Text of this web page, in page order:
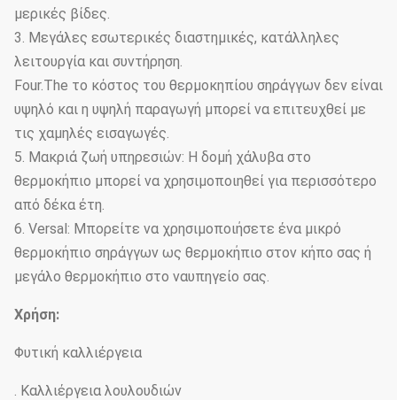
μερικές βίδες.
3. Μεγάλες εσωτερικές διαστημικές, κατάλληλες
λειτουργία και συντήρηση.
Four.The το κόστος του θερμοκηπίου σηράγγων δεν είναι
υψηλό και η υψηλή παραγωγή μπορεί να επιτευχθεί με
τις χαμηλές εισαγωγές.
5. Μακριά ζωή υπηρεσιών: Η δομή χάλυβα στο
θερμοκήπιο μπορεί να χρησιμοποιηθεί για περισσότερο
από δέκα έτη.
6. Versal: Μπορείτε να χρησιμοποιήσετε ένα μικρό
θερμοκήπιο σηράγγων ως θερμοκήπιο στον κήπο σας ή
μεγάλο θερμοκήπιο στο ναυπηγείο σας.
Χρήση:
Φυτική καλλιέργεια
. Καλλιέργεια λουλουδιών